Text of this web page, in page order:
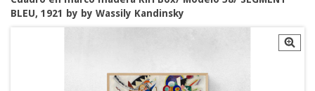
BLEU, 1921 by by Wassily Kandinsky